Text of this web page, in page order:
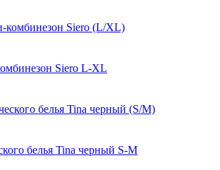
Siero L-XL
белья Tina черный S-M